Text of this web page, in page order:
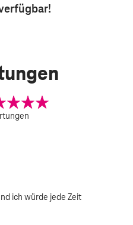
ich würde jede Zeit